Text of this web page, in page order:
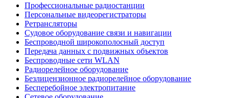
Профессиональные радиостанции
Персональные видеорегистраторы
Ретрансляторы
Судовое оборудование связи и навигации
Беспроводной широкополосный доступ
Передача данных с подвижных объектов
Беспроводные сети WLAN
Радиорелейное оборудование
Безлицензионное радиорелейное оборудование
Бесперебойное электропитание